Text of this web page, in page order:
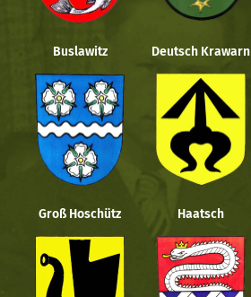
Buslawitz Deutsch Krawarn
Groß Hoschütz Haatsch